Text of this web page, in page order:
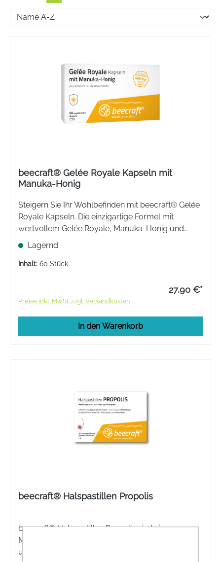
beecraft® Gelée Royale Kapseln mit
Manuka-Honig
Steigern Sie Ihr Wohlbefinden mit beecraft® Gelée
Royale Kapseln. Die einzigartige Formel mit
wertvollem Gelée Royale, Manuka-Honig und
Vitamin C unterstützt Ihr Immunsystem und
versorgt Ihren Körper mit reiner Energie direkt aus
der Natur.
Lagernd
Inhalt: 60 Stück
27,90 €*
Preise inkl. MwSt. zzgl. Versandkosten
In den Warenkorb
beecraft® Halspastillen Propolis
beecraft® Halspastillen Propolis sind ein
Medizinprodukt mit Hydrogel-Komplex. Schützt
und beruhigt die Mund- und Rachenschleimhaut.